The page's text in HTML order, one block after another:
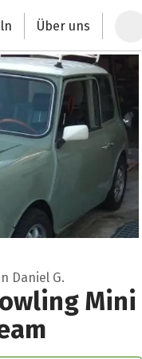
Über uns
Daniel G.
Mini